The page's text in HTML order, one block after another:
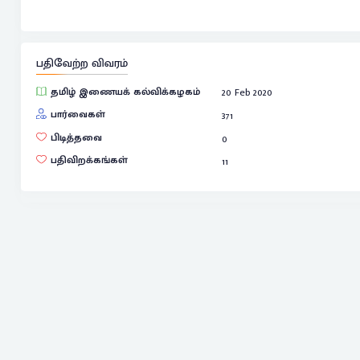
பதிவேற்ற விவரம்
தமிழ் இணையக் கல்விக்கழகம்
20 Feb 2020
பார்வைகள்
371
பிடித்தவை
0
பதிவிறக்கங்கள்
11